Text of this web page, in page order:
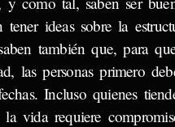
tener ideas sobre la
también que, para
las personas primero
Incluso quienes
vida requiere